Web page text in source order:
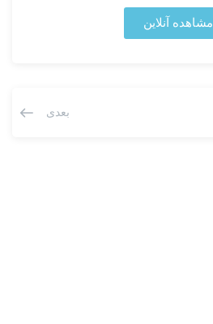
مشاهده آنلاین
بعدی